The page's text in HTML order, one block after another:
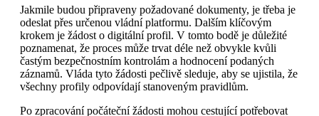
Jakmile budou připraveny požadované dokumenty, je třeba je
odeslat přes určenou vládní platformu. Dalším klíčovým
krokem je žádost o digitální profil. V tomto bodě je důležité
poznamenat, že proces může trvat déle než obvykle kvůli
častým bezpečnostním kontrolám a hodnocení podaných
záznamů. Vláda tyto žádosti pečlivě sleduje, aby se ujistila, že
všechny profily odpovídají stanoveným pravidlům.
Po zpracování počáteční žádosti mohou cestující potřebovat